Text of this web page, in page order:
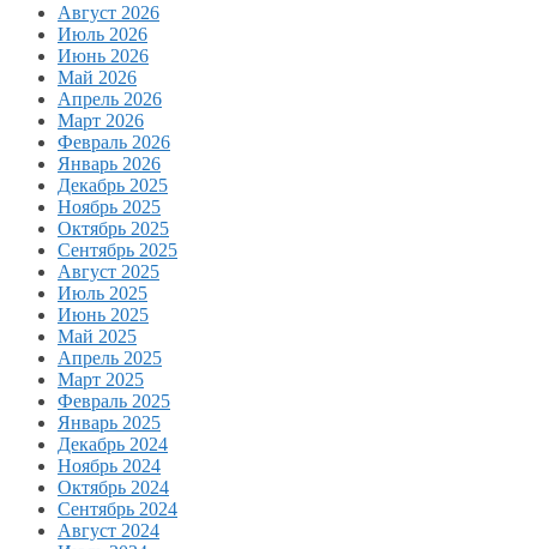
Август 2026
Июль 2026
Июнь 2026
Май 2026
Апрель 2026
Март 2026
Февраль 2026
Январь 2026
Декабрь 2025
Ноябрь 2025
Октябрь 2025
Сентябрь 2025
Август 2025
Июль 2025
Июнь 2025
Май 2025
Апрель 2025
Март 2025
Февраль 2025
Январь 2025
Декабрь 2024
Ноябрь 2024
Октябрь 2024
Сентябрь 2024
Август 2024